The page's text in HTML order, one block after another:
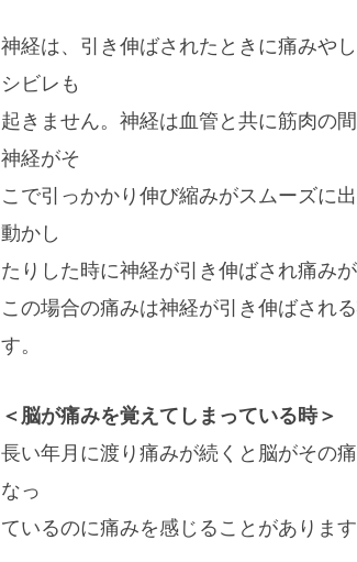
神経は、引き伸ばされたときに痛みや
シビレも
起きません。神経は血管と共に筋肉の
神経がそ
こで引っかかり伸び縮みがスムーズに
動かし
たりした時に神経が引き伸ばされ痛みが
この場合の痛みは神経が引き伸ばされ
す。
＜脳が痛みを覚えてしまっている時＞
長い年月に渡り痛みが続くと脳がその
なっ
ているのに痛みを感じることがありま